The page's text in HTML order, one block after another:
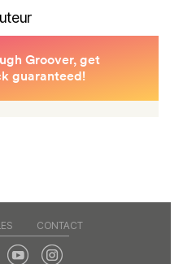
CONTACT